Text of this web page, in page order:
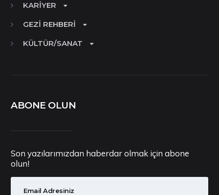
KARIYER
GEZI REHBERI
KÜLTÜR/SANAT
ABONE OLUN
Son yazılarımızdan haberdar olmak için abone
olun!